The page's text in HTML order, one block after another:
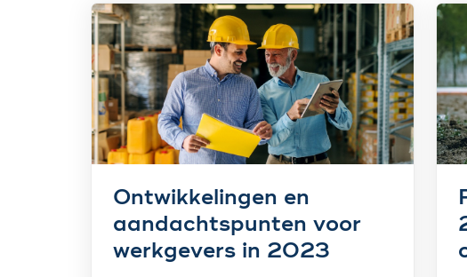
Ontwikkelingen en
aandachtspunten voor
werkgevers in 2023